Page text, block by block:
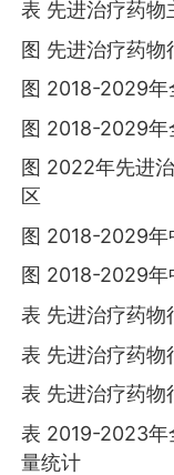
表 先进治疗药物
图 先进治疗药物
图 2018-2029年
图 2018-2029年
图 2022年先进
区
图 2018-2029年
图 2018-2029年
表 先进治疗药物
表 先进治疗药物
表 先进治疗药物
表 2019-2023年
量统计